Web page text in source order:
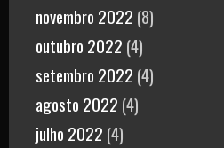
novembro 2022 (8)
outubro 2022 (4)
setembro 2022 (4)
agosto 2022 (4)
julho 2022 (4)